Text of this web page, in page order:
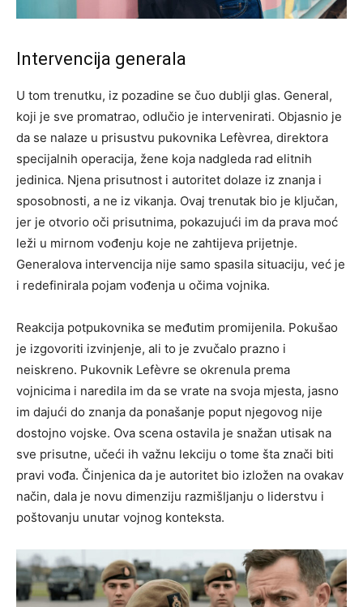
Intervencija generala
U tom trenutku, iz pozadine se čuo dublji glas. General,
koji je sve promatrao, odlučio je intervenirati. Objasnio je
da se nalaze u prisustvu pukovnika Lefèvrea, direktora
specijalnih operacija, žene koja nadgleda rad elitnih
jedinica. Njena prisutnost i autoritet dolaze iz znanja i
sposobnosti, a ne iz vikanja. Ovaj trenutak bio je ključan,
jer je otvorio oči prisutnima, pokazujući im da prava moć
leži u mirnom vođenju koje ne zahtijeva prijetnje.
Generalova intervencija nije samo spasila situaciju, već je
i redefinirala pojam vođenja u očima vojnika.
Reakcija potpukovnika se međutim promijenila. Pokušao
je izgovoriti izvinjenje, ali to je zvučalo prazno i
neiskreno. Pukovnik Lefèvre se okrenula prema
vojnicima i naredila im da se vrate na svoja mjesta, jasno
im dajući do znanja da ponašanje poput njegovog nije
dostojno vojske. Ova scena ostavila je snažan utisak na
sve prisutne, učeći ih važnu lekciju o tome šta znači biti
pravi vođa. Činjenica da je autoritet bio izložen na ovakav
način, dala je novu dimenziju razmišljanju o liderstvu i
poštovanju unutar vojnog konteksta.